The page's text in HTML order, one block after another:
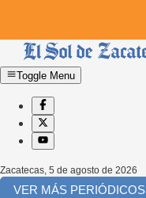
Toggle Menu
Zacatecas, 5 de agosto de 2026
VER MÁS PERIÓDICOS